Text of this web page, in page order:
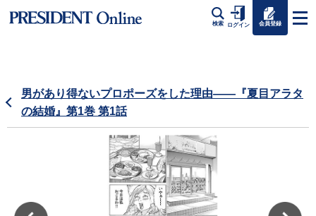
検索 ログイン 会員登録
男があり得ないプロポーズをした理由――『夏目アラタ
の結婚』第1巻 第1話